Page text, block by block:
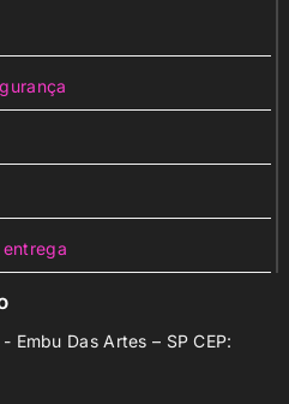
Embu Das Artes – SP CEP: